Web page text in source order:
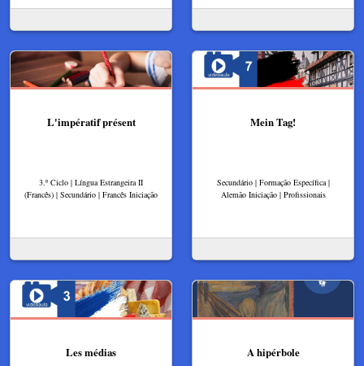
L'impératif présent
3.º Ciclo | Língua Estrangeira II
(Francês) | Secundário | Francês Iniciação
Mein Tag!
Secundário | Formação Específica |
Alemão Iniciação | Profissionais
Les médias A hipérbole